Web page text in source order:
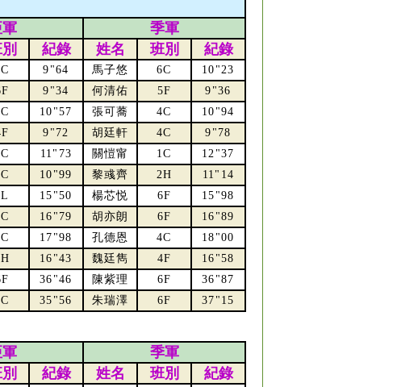
季軍
紀錄 姓名 班別 紀錄
9"64 馬子悠 6C
10"23
9"34 何清佑 5F
9"36
10"57 張可蕎 4C
10"94
9"72 胡廷軒 4C
9"78
11"73 關愷甯 1C
12"37
10"99 黎彧齊 2H 11"14
15"50 楊芯悦 6F
15"98
16"79 胡亦朗 6F
16"89
17"98 孔德恩 4C
18"00
16"43 魏廷雋 4F 16"58
36"46 陳紫理 6F
36"87
35"56 朱瑞澤 6F 37"15
季軍
紀錄 姓名 班別 紀錄